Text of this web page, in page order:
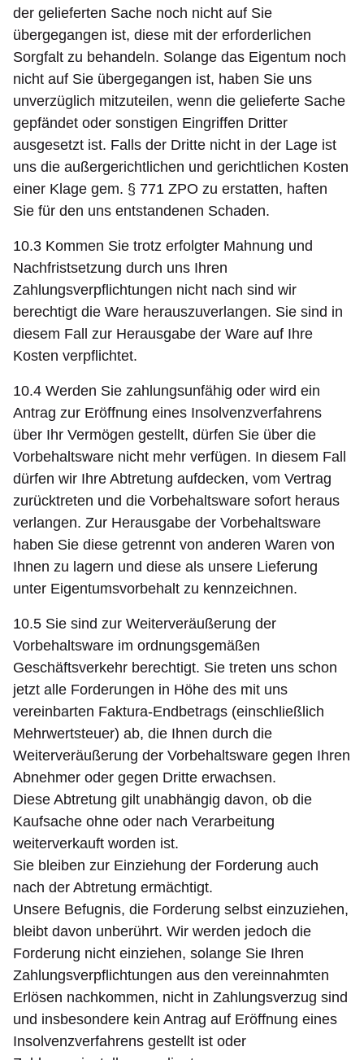
der gelieferten Sache noch nicht auf Sie
übergegangen ist, diese mit der erforderlichen
Sorgfalt zu behandeln. Solange das Eigentum noch
nicht auf Sie übergegangen ist, haben Sie uns
unverzüglich mitzuteilen, wenn die gelieferte Sache
gepfändet oder sonstigen Eingriffen Dritter
ausgesetzt ist. Falls der Dritte nicht in der Lage ist
uns die außergerichtlichen und gerichtlichen Kosten
einer Klage gem. § 771 ZPO zu erstatten, haften
Sie für den uns entstandenen Schaden.
10.3 Kommen Sie trotz erfolgter Mahnung und
Nachfristsetzung durch uns Ihren
Zahlungsverpflichtungen nicht nach sind wir
berechtigt die Ware herauszuverlangen. Sie sind in
diesem Fall zur Herausgabe der Ware auf Ihre
Kosten verpflichtet.
10.4 Werden Sie zahlungsunfähig oder wird ein
Antrag zur Eröffnung eines Insolvenzverfahrens
über Ihr Vermögen gestellt, dürfen Sie über die
Vorbehaltsware nicht mehr verfügen. In diesem Fall
dürfen wir Ihre Abtretung aufdecken, vom Vertrag
zurücktreten und die Vorbehaltsware sofort heraus
verlangen. Zur Herausgabe der Vorbehaltsware
haben Sie diese getrennt von anderen Waren von
Ihnen zu lagern und diese als unsere Lieferung
unter Eigentumsvorbehalt zu kennzeichnen.
10.5 Sie sind zur Weiterveräußerung der
Vorbehaltsware im ordnungsgemäßen
Geschäftsverkehr berechtigt. Sie treten uns schon
jetzt alle Forderungen in Höhe des mit uns
vereinbarten Faktura-Endbetrags (einschließlich
Mehrwertsteuer) ab, die Ihnen durch die
Weiterveräußerung der Vorbehaltsware gegen Ihren
Abnehmer oder gegen Dritte erwachsen.
Diese Abtretung gilt unabhängig davon, ob die
Kaufsache ohne oder nach Verarbeitung
weiterverkauft worden ist.
Sie bleiben zur Einziehung der Forderung auch
nach der Abtretung ermächtigt.
Unsere Befugnis, die Forderung selbst einzuziehen,
bleibt davon unberührt. Wir werden jedoch die
Forderung nicht einziehen, solange Sie Ihren
Zahlungsverpflichtungen aus den vereinnahmten
Erlösen nachkommen, nicht in Zahlungsverzug sind
und insbesondere kein Antrag auf Eröffnung eines
Insolvenzverfahrens gestellt ist oder